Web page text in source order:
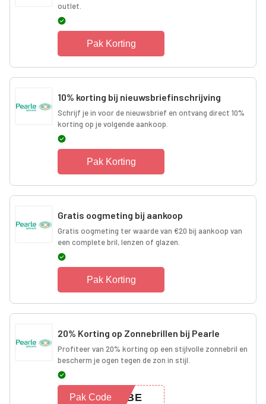
outlet.
Pak Korting
10% korting bij nieuwsbriefinschrijving
Schrijf je in voor de nieuwsbrief en ontvang direct 10%
korting op je volgende aankoop.
Pak Korting
Gratis oogmeting bij aankoop
Gratis oogmeting ter waarde van €20 bij aankoop van
een complete bril, lenzen of glazen.
Pak Korting
20% Korting op Zonnebrillen bij Pearle
Profiteer van 20% korting op een stijlvolle zonnebril en
bescherm je ogen tegen de zon in stijl.
OUBE
Pak Code